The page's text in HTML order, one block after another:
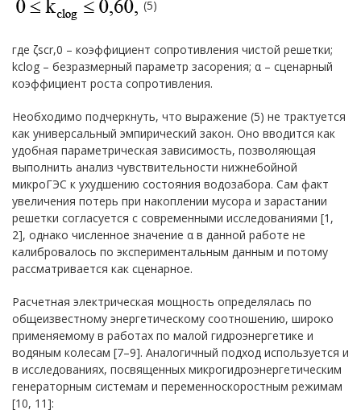
(5)
где ζscr,0 – коэффициент сопротивления чистой решетки;
kclog – безразмерный параметр засорения; α – сценарный
коэффициент роста сопротивления.
Необходимо подчеркнуть, что выражение (5) не трактуется
как универсальный эмпирический закон. Оно вводится как
удобная параметрическая зависимость, позволяющая
выполнить анализ чувствительности нижнебойной
микроГЭС к ухудшению состояния водозабора. Сам факт
увеличения потерь при накоплении мусора и зарастании
решетки согласуется с современными исследованиями [1,
2], однако численное значение α в данной работе не
калибровалось по экспериментальным данным и потому
рассматривается как сценарное.
Расчетная электрическая мощность определялась по
общеизвестному энергетическому соотношению, широко
применяемому в работах по малой гидроэнергетике и
водяным колесам [7–9]. Аналогичный подход используется и
в исследованиях, посвященных микрогидроэнергетическим
генераторным системам и переменноскоростным режимам
[10, 11]: